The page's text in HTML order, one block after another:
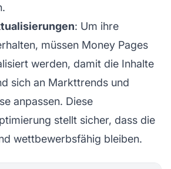
: Um ihre
müssen Money Pages
werden, damit die Inhalte
sich an Markttrends und
anpassen. Diese
stellt sicher, dass die
wettbewerbsfähig bleiben.